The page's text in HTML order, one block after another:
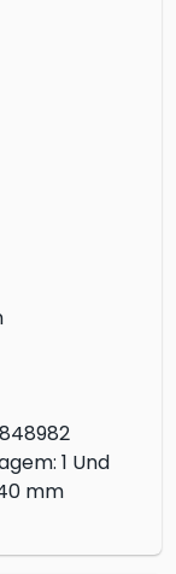
1 Und
mm